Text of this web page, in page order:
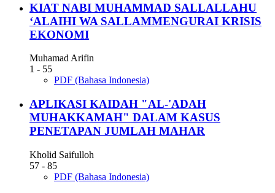
KIAT NABI MUHAMMAD SALLALLAHU
‘ALAIHI WA SALLAMMENGURAI KRISIS
EKONOMI
Muhamad Arifin
1 - 55
PDF (Bahasa Indonesia)
APLIKASI KAIDAH "AL-'ADAH
MUHAKKAMAH" DALAM KASUS
PENETAPAN JUMLAH MAHAR
Kholid Saifulloh
57 - 85
PDF (Bahasa Indonesia)